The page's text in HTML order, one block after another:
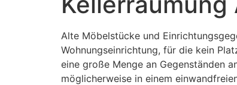
Alte Möbelstücke und
Wohnungseinrichtung, für die kein
eine große Menge an Gegenständen
möglicherweise in einem